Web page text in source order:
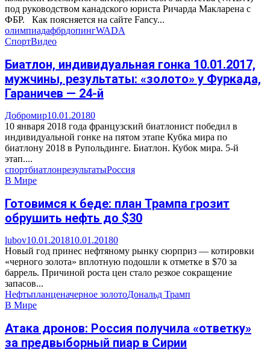
под руководством канадского юриста Ричарда Макларена с
ФБР. Как поясняется на сайте Fancy...
олимпиадафбрдопингWADA
СпортВидео
Биатлон, индивидуальная гонка 10.01.2017,
мужчины, результаты: «золото» у Фуркада,
Гараничев — 24-й
Добромир10.01.20180
10 января 2018 года французский биатлонист победил в
индивидуальной гонке на пятом этапе Кубка мира по
биатлону 2018 в Рупольдинге. Биатлон. Кубок мира. 5-й
этап....
спортбиатлонрезультатыРоссия
В Мире
Готовимся к беде: план Трампа грозит
обрушить нефть до $30
lubov10.01.201810.01.20180
Новый год принес нефтяному рынку сюрприз — котировки
«черного золота» вплотную подошли к отметке в $70 за
баррель. Причиной роста цен стало резкое сокращение
запасов...
Нефтьпланценачерное золотоДональд Трамп
В Мире
Атака дронов: Россия получила «ответку»
за предвыборный пиар в Сирии